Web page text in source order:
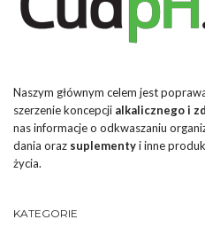
Naszym głównym celem jest
szerzenie koncepcji alkalicznego i
nas informacje o odkwaszaniu
dania oraz suplementyi inne
życia.
KATEGORIE